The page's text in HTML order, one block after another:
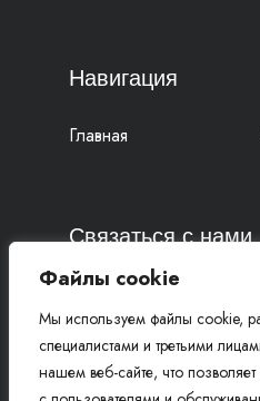
Файлы cookie
Мы используем файлы cookie,
специалистами и третьими
нашем веб-сайте, что
Навигация
Главная
Связаться с нами
4k-parts@mail.ru
+7 (977) 777 91 19
+7 (961) 815 52